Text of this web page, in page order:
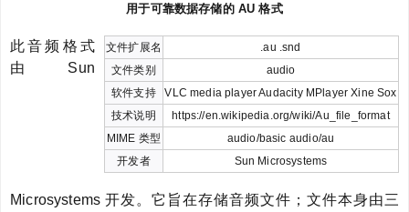
用于可靠数据存储的 AU 格式
文件扩展名
.au .snd
文件类别
audio
软件支持
VLC media player Audacity MPlayer Xine Sox
技术说明
https://en.wikipedia.org/wiki/Au_file_format
MIME 类型
audio/basic audio/au
开发者
Sun Microsystems
此音频格式
由 Sun
Microsystems 开发。它旨在存储音频文件；文件本身由三